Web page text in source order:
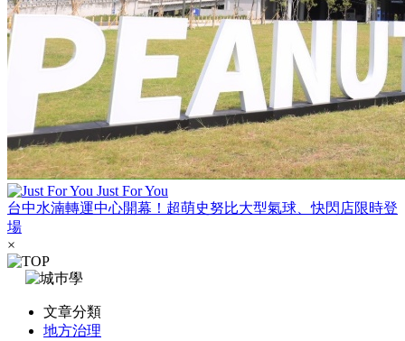
Just For You
台中水湳轉運中心開幕！超萌史努比大型氣球、快閃店限時登
場
×
文章分類
地方治理